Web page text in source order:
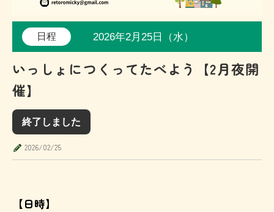
日程 2026年2月25日（水）
いっしょにつくってたべよう【2月夜開
催】
終了しました
2026/02/25
【日時】